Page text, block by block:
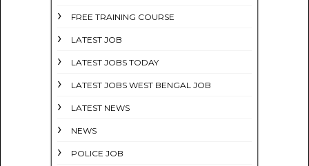
FREE TRAINING COURSE
LATEST JOB
LATEST JOBS TODAY
LATEST JOBS WEST BENGAL JOB
LATEST NEWS
NEWS
POLICE JOB